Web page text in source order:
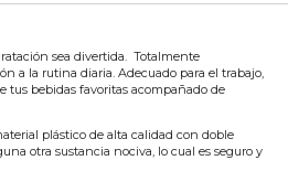
sea divertida. Totalmente
a la rutina diaria. Adecuado para el trabajo,
tus bebidas favoritas acompañado de
plástico de alta calidad con doble
otra sustancia nociva, lo cual es seguro y